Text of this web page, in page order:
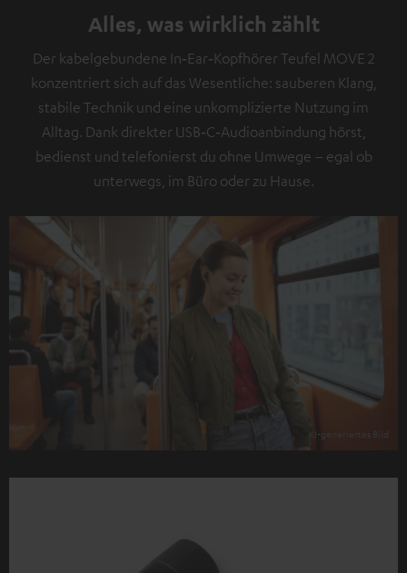
Alles, was wirklich zählt
Der kabelgebundene In‑Ear‑Kopfhörer Teufel MOVE 2
konzentriert sich auf das Wesentliche: sauberen Klang,
stabile Technik und eine unkomplizierte Nutzung im
Alltag. Dank direkter USB‑C‑Audioanbindung hörst,
bedienst und telefonierst du ohne Umwege – egal ob
unterwegs, im Büro oder zu Hause.